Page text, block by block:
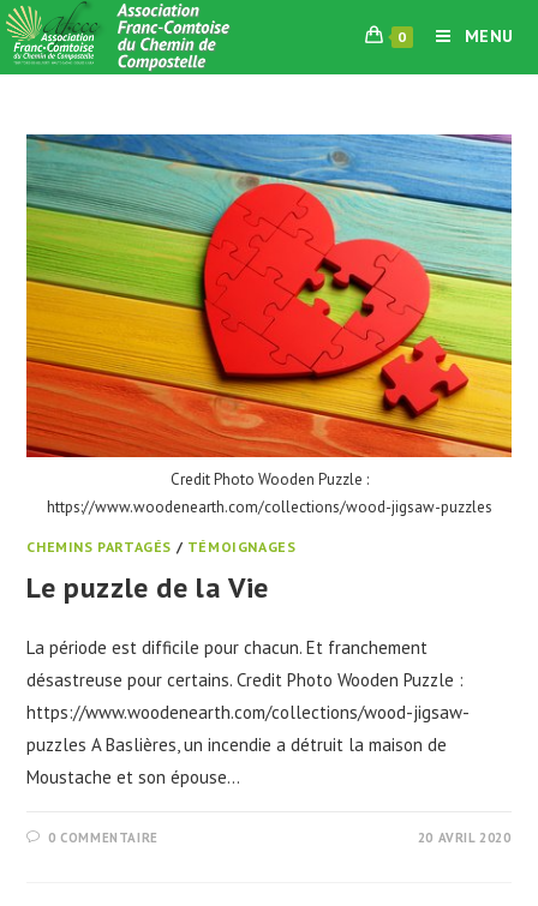
Skip
to
content
0 MENU
Credit Photo Wooden Puzzle :
https://www.woodenearth.com/collections/wood-jigsaw-puzzles
CHEMINS PARTAGÉS / TÉMOIGNAGES
Le puzzle de la Vie
La période est difficile pour chacun. Et franchement
désastreuse pour certains. Credit Photo Wooden Puzzle :
https://www.woodenearth.com/collections/wood-jigsaw-
puzzles A Baslières, un incendie a détruit la maison de
Moustache et son épouse…
0 COMMENTAIRE 20 AVRIL 2020